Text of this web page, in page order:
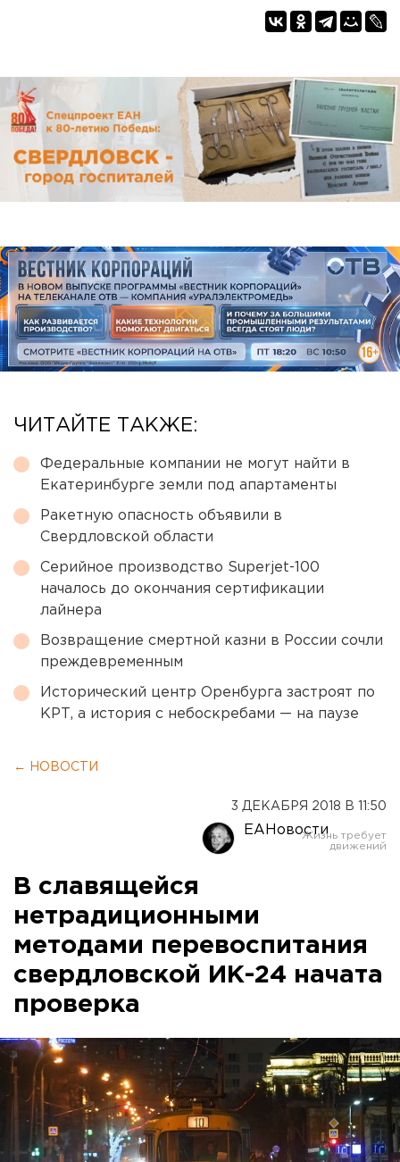
ЧИТАЙТЕ ТАКЖЕ:
Федеральные компании не могут найти в
Екатеринбурге земли под апартаменты
Ракетную опасность объявили в
Свердловской области
Серийное производство Superjet-100
началось до окончания сертификации
лайнера
Возвращение смертной казни в России сочли
преждевременным
Исторический центр Оренбурга застроят по
КРТ, а история с небоскребами — на паузе
← НОВОСТИ
3 ДЕКАБРЯ 2018 В 11:50
ЕАНовости
В славящейся
нетрадиционными
методами перевоспитания
свердловской ИК-24 начата
проверка